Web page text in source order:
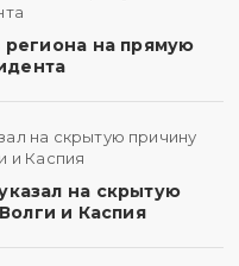
региона на прямую
на скрытую
и Каспия